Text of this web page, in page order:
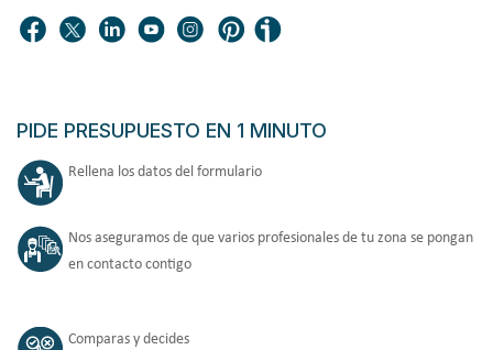
PIDE PRESUPUESTO EN 1 MINUTO
Rellena los datos del formulario
Nos aseguramos de que varios profesionales de tu zona se pongan
en contacto contigo
Comparas y decides